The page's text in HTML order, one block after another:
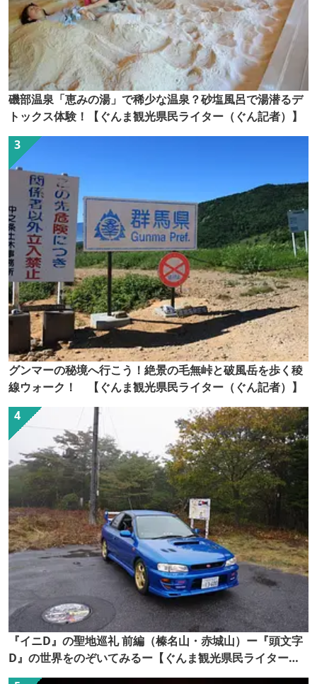
磯部温泉「恵みの湯」で稀少な温泉？砂塩風呂で湯潜るデ
トックス体験！【ぐんま観光県民ライター（ぐん記者）】
グンマーの秘境へ行こう！絶景の毛無峠と破風岳を歩く稜
線ウォーク！ 【ぐんま観光県民ライター（ぐん記者）】
『イニD』の聖地巡礼 前編（榛名山・赤城山）ー『頭文字
D』の世界をのぞいてみるー【ぐんま観光県民ライター
（ぐん記者）】